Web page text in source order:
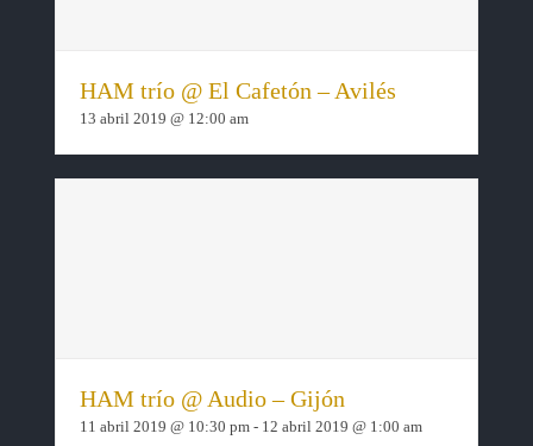
HAM trío @ El Cafetón – Avilés
13 abril 2019 @ 12:00 am
HAM trío @ Audio – Gijón
11 abril 2019 @ 10:30 pm- 12 abril 2019 @ 1:00 am